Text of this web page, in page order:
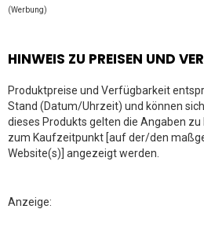
(Werbung)
HINWEIS ZU PREISEN UND
Produktpreise und Verfügbarkeit
Stand (Datum/Uhrzeit) und können
dieses Produkts gelten die Angaben
zum Kaufzeitpunkt [auf der/den
Website(s)] angezeigt werden.
Anzeige: